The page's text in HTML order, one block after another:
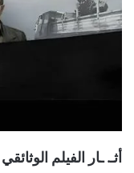
أثـ. ـار الفيلم